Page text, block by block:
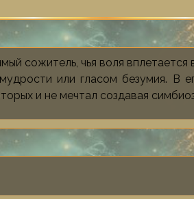
сожитель, чья воля вплетается
или гласом безумия. В
и не мечтал создавая